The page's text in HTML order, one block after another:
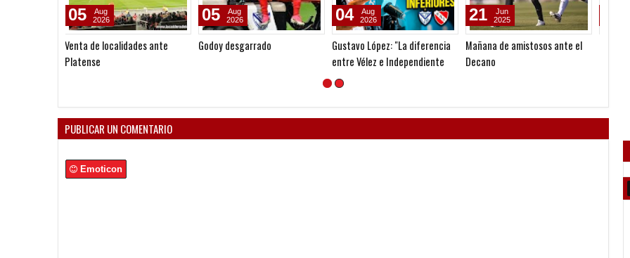
Godoy desgarrado
05
Aug
2026
Gustavo López: "La diferencia
04
Aug
2026
Mañana de amistosos ante el
Decano
21
Jun
2025
Pusineri: "Siempre es especial
enfrentar a Independiente"
18
Apr
2025
PUBLICAR UN COMENTARIO
Emoticon